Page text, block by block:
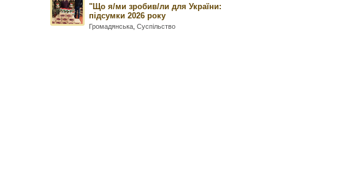
"Що я/ми зробив/ли для України:
підсумки 2026 року
Громадянська ,Суспільство